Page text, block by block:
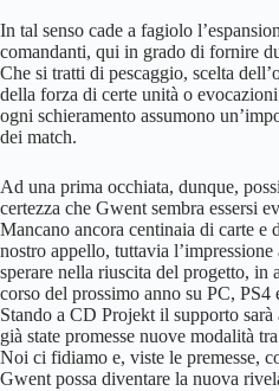
In tal senso cade a fagiolo
comandanti, qui in grado di fornire
Che si tratti di pescaggio, scelta
della forza di certe unità o
ogni schieramento assumono
dei match.
Ad una prima occhiata, dunque,
certezza che Gwent sembra essersi
Mancano ancora centinaia di carte e
nostro appello, tuttavia l’impressione
sperare nella riuscita del progetto, in
corso del prossimo anno su PC, PS4
Stando a CD Projekt il supporto
già state promesse nuove modalità
Noi ci fidiamo e, viste le premesse,
Gwent possa diventare la nuova